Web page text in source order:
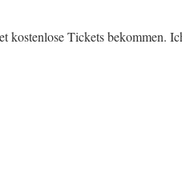
Tickets bekommen.